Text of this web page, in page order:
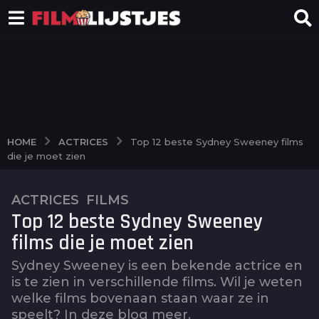
HOME ACTRICES
Top 12 beste Sydney Sweeney films
die je moet zien
2
j
a
a
r
a
g
ACTRICES ,FILMS
Top 12 beste Sydney Sweeney
films die je moet zien
Sydney Sweeney is een bekende actrice en
is te zien in verschillende films. Wil je weten
welke films bovenaan staan waar ze in
speelt? In deze blog meer.